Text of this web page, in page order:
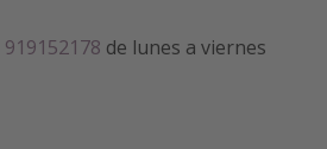
919152178 de lunes a viernes